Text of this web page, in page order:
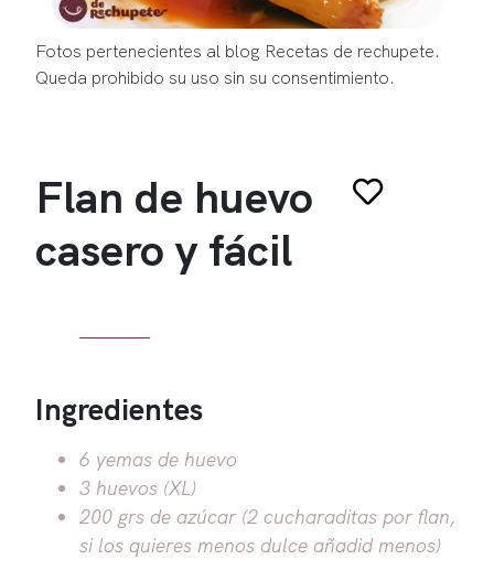
Fotos pertenecientes al blog Recetas de rechupete.
Queda prohibido su uso sin su consentimiento.
Flan de huevo
casero y fácil
Ingredientes
6 yemas de huevo
3 huevos (XL)
200 grs de azúcar (2 cucharaditas por flan,
si los quieres menos dulce añadid menos)